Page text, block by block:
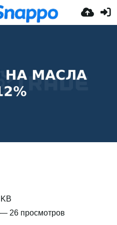
— 26 просмотров